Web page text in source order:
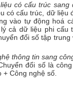
có cấu trúc sang
có cấu trúc, dữ
vào tự động hoá
cả dữ liệu phi
đổi số tập
thông tin sang
đổi số là
Công nghệ số.